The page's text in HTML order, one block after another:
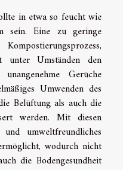
in etwa so feucht wie
sein. Eine zu geringe
unter Umständen den
Gerüche
Umwenden des
Belüftung als auch die
werden. Mit diesen
umweltfreundliches
wodurch nicht
die Bodengesundheit